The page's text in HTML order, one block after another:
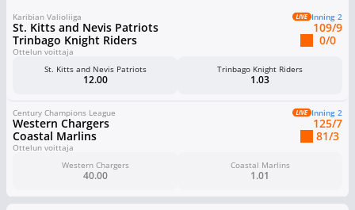
Karibian Valioliiga Inning 2
St. Kitts and Nevis Patriots
Trinbago Knight Riders
109/9
0/0
Ottelun voittaja
St. Kitts and Nevis Patriots
12.00
Trinbago Knight Riders
1.03
Century Champions League Inning 2
Western Chargers
Coastal Marlins
125/7
81/3
Ottelun voittaja
Western Chargers
40.00
Coastal Marlins
1.01